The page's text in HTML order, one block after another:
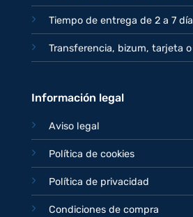
Tiempo de entrega de 2 a 7
Transferencia, bizum, tarjeta
Información legal
Aviso legal
Política de cookies
Política de privacidad
Condiciones de compra